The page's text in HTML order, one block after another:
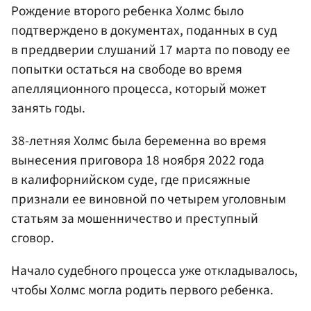
Рождение второго ребенка Холмс было
подтверждено в документах, поданных в суд
в преддверии слушаний 17 марта по поводу ее
попытки остаться на свободе во время
апелляционного процесса, который может
занять годы.
38-летняя Холмс была беременна во время
вынесения приговора 18 ноября 2022 года
в калифорнийском суде, где присяжные
признали ее виновной по четырем уголовным
статьям за мошенничество и преступный
сговор.
Начало судебного процесса уже откладывалось,
чтобы Холмс могла родить первого ребенка.